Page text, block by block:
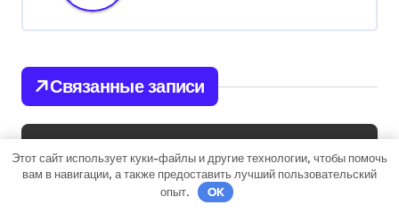
и
я
п
о
з
Связанные записи
Uncategorised
Этот сайт использует куки-файлы и другие технологии, чтобы помочь
вам в навигации, а также предоставить лучший пользовательский
опыт.
OK